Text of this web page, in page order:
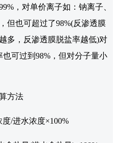
，对单价离子如：钠离子、
但也可超过了98%(反渗透膜
多，反渗透膜脱盐率越低)对
可过到98%，但对分子量小
方法
/进水浓度×100%